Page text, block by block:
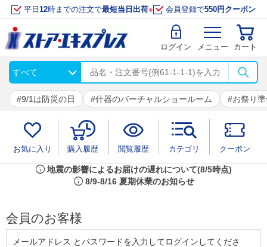
平日 12時までの注文で最短当日出荷※ 会員登録で550円クーポン
ログイン メニュー カート
9/1は防災の日 什器のバーチャルショールーム お祭り
お気に入り 購入履歴 閲覧履歴 カテゴリ クーポン
info 地震の影響によるお届けの遅れについて(8/5時点)
info 8/9-8/16 夏期休業のお知らせ
会員のお客様
メールアドレス とパスワードを入力してログインしてくださ